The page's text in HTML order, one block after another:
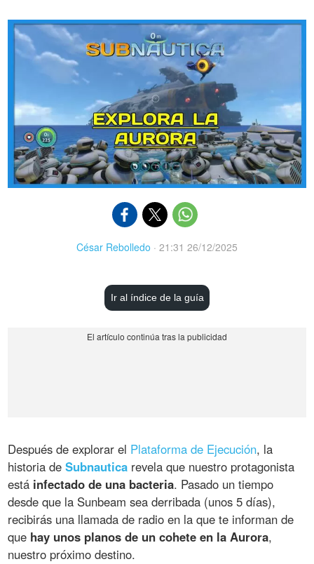
César Rebolledo · 21:31 26/12/2025
Ir al índice de la guía
Después de explorar el Plataforma de Ejecución, la
historia deSubnautica revela que nuestro protagonista
está infectado de una bacteria. Pasado un tiempo
desde que la Sunbeam sea derribada (unos 5 días),
recibirás una llamada de radio en la que te informan de
que hay unos planos de un cohete en la Aurora,
nuestro próximo destino.